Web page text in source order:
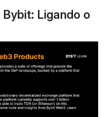
Ligando o